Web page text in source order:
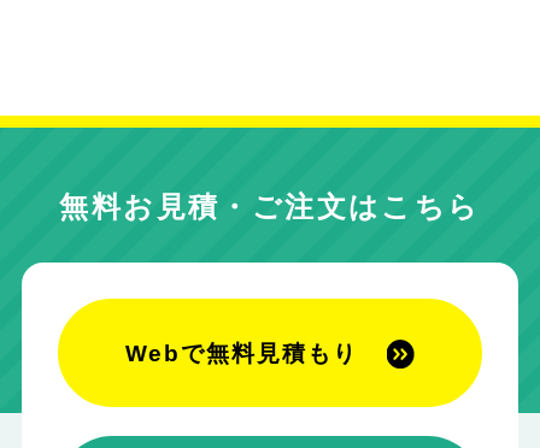
無料お見積・ご注文はこちら
Webで無料見積もり